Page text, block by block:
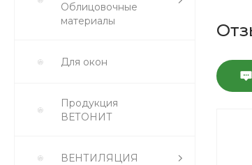
Облицовочные
материалы
Для окон
Продукция
ВЕТОНИТ
ВЕНТИЛЯЦИЯ